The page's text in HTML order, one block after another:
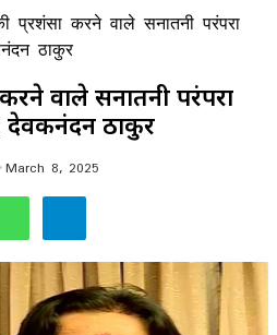
प्रशंसा करने वाले सनातनी परंपरा
ठाकुर
वाले सनातनी परंपरा
ठाकुर
March 8, 2025
WhatsAppTelegram